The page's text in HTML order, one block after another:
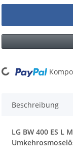
Beschreibung
LG BW 400 ES L